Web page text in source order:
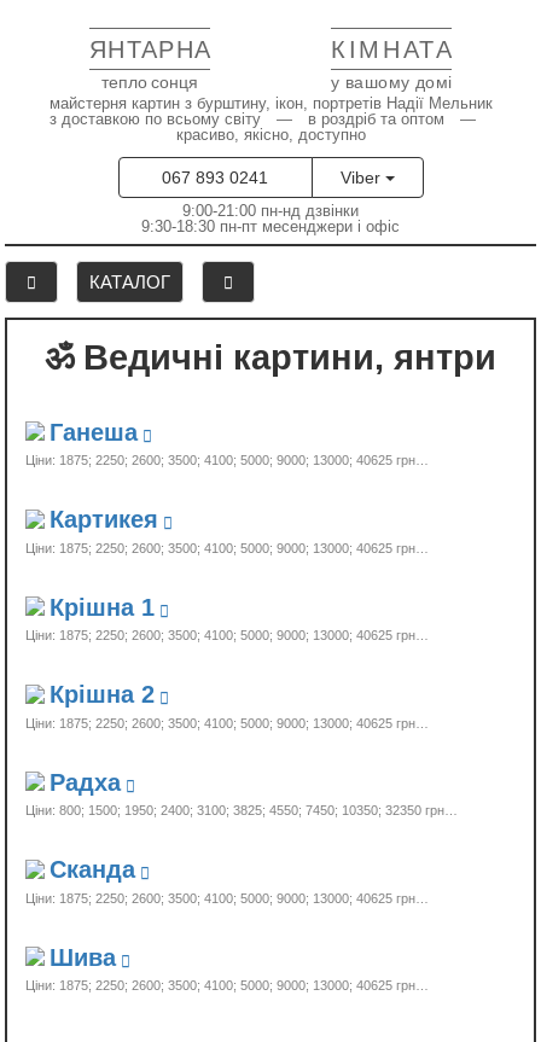
ЯНТАРНА КІМНАТА
тепло сонця у вашому домі
майстерня картин з бурштину, ікон, портретів Надії Мельник
з доставкою по всьому світу — в роздріб та оптом —
красиво, якісно, доступно
067 893 0241 Viber
9:00-21:00 пн-нд дзвінки
9:30-18:30 пн-пт месенджери і офіс
КАТАЛОГ
ॐ Ведичні картини, янтри
Ганеша
Ціни: 1875; 2250; 2600; 3500; 4100; 5000; 9000; 13000; 40625 грн…
Картикея
Ціни: 1875; 2250; 2600; 3500; 4100; 5000; 9000; 13000; 40625 грн…
Крішна 1
Ціни: 1875; 2250; 2600; 3500; 4100; 5000; 9000; 13000; 40625 грн…
Крішна 2
Ціни: 1875; 2250; 2600; 3500; 4100; 5000; 9000; 13000; 40625 грн…
Радха
Ціни: 800; 1500; 1950; 2400; 3100; 3825; 4550; 7450; 10350; 32350 грн…
Сканда
Ціни: 1875; 2250; 2600; 3500; 4100; 5000; 9000; 13000; 40625 грн…
Шива
Ціни: 1875; 2250; 2600; 3500; 4100; 5000; 9000; 13000; 40625 грн…